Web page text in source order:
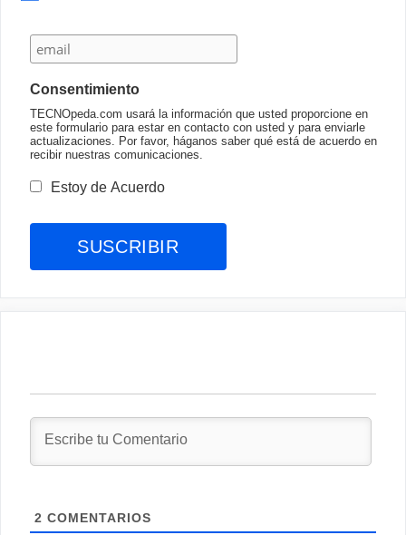
Consentimiento
TECNOpeda.com usará la información que usted proporcione en
este formulario para estar en contacto con usted y para enviarle
actualizaciones. Por favor, háganos saber qué está de acuerdo en
recibir nuestras comunicaciones.
Estoy de Acuerdo
2 COMENTARIOS